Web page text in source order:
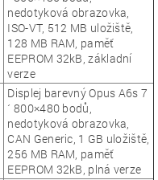
nedotyková obrazovka,
ISO-VT, 512 MB uložiště,
128 MB RAM, paměť
EEPROM 32kB, základní
verze
Displej barevný Opus A6s 7
´ 800×480 bodů,
nedotyková obrazovka,
CAN Generic, 1 GB uložiště,
256 MB RAM, paměť
EEPROM 32kB, plná verze